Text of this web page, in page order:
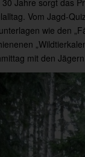
30 Jahre sorgt das
Vom Jagd-
wie den
mit den